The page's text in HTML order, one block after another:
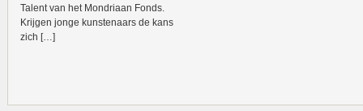
Talent van het Mondriaan Fonds.
Krijgen jonge kunstenaars de kans
zich […]